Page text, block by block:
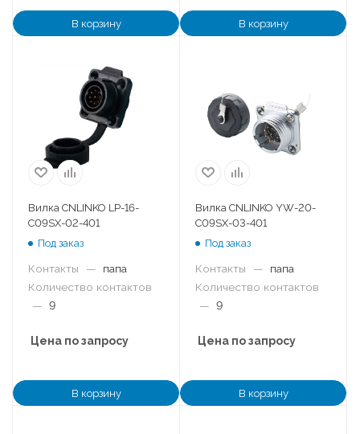
В корзину В корзину
Вилка CNLINKO LP-16-
C09SX-02-401
Под заказ
Контакты —
папа
Количество контактов
— 9
Цена по запросу
В корзину
Вилка CNLINKO YW-20-
C09SX-03-401
Под заказ
Контакты —
папа
Количество контактов
— 9
Цена по запросу
В корзину